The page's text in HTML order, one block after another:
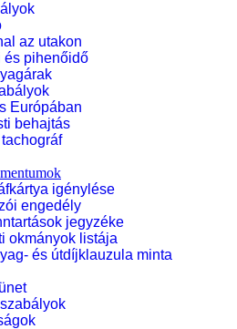
az utakon
és pihenőidő
Európában
behajtás
igénylése
engedély
jegyzéke
okmányok listája
és útdíjklauzula minta